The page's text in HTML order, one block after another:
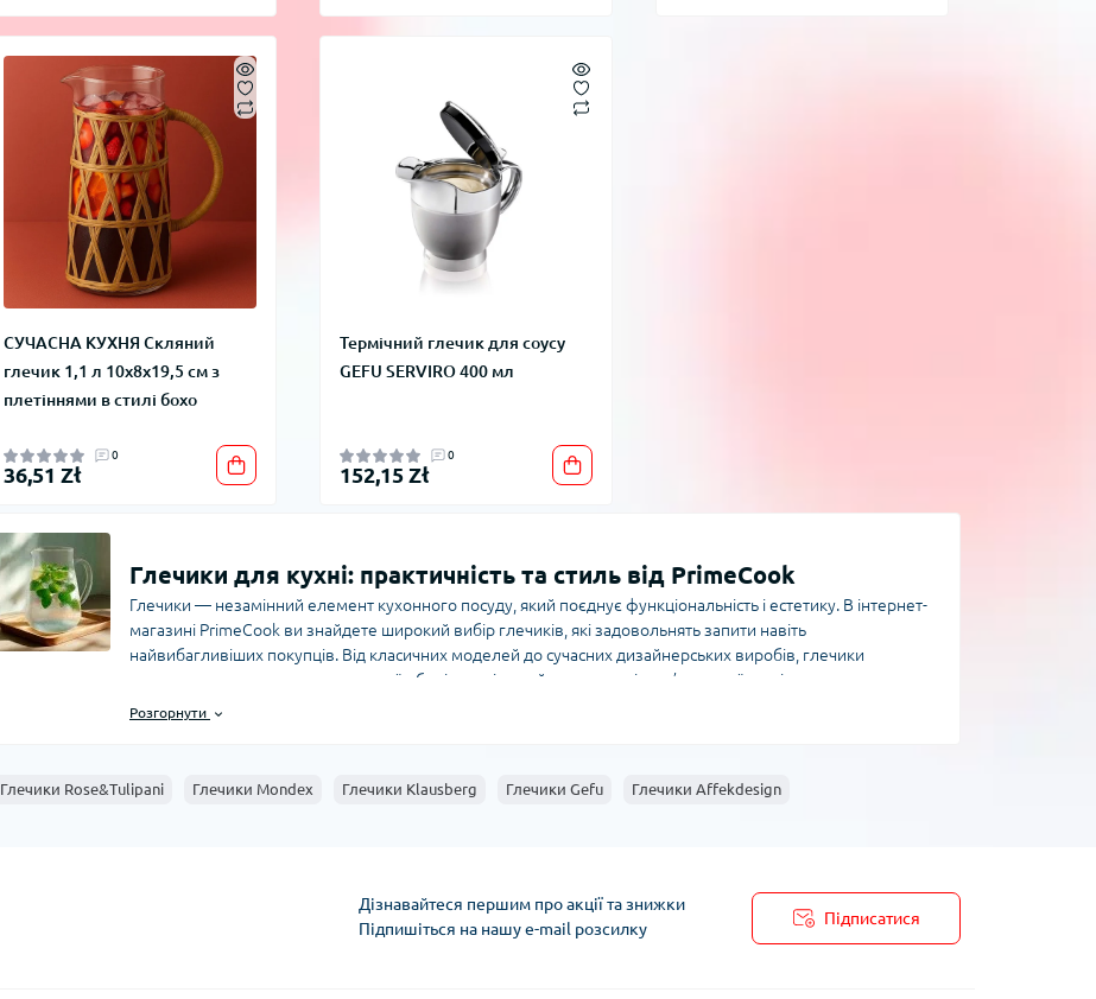
СУЧАСНА КУХНЯ Скляний
глечик 1,1 л 10x8x19,5 см з
плетіннями в стилі бохо
0
36,51 Zł
Термічний глечик для соусу
GEFU SERVIRO 400 мл
0
152,15 Zł
Глечики для кухні: практичність та стиль від PrimeCook
Глечики — незамінний елемент кухонного посуду, який поєднує функціональність і естетику. В інтернет-
магазині PrimeCook ви знайдете широкий вибір глечиків, які задовольнять запити навіть
найвибагливіших покупців. Від класичних моделей до сучасних дизайнерських виробів, глечики
допоможуть зручно подавати напої, зберігати рідину й доповнять інтер’єр вашої кухні.
Види глечиків для дому
або коктейлів. - Керамічні глечики — стильні та екологічні, довго зберігають температуру напою. -
Переваги глечиків з PrimeCook
Інтернет-магазин PrimeCook пропонує глечики, які відповідають найвищим стандартам якості: -
Розгорнути
Глечики Rose&Tulipani Глечики Mondex Глечики Klausberg Глечики Gefu Глечики Affekdesign
Дізнавайтеся першим про акції та знижки
Підпишіться на нашу e-mail розсилку
Підписатися